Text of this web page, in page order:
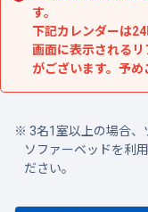
す。
下記カレンダーは
画面に表示される
がございます。予め
3名1室以上の場合、
ソファーベッドを利
ださい。